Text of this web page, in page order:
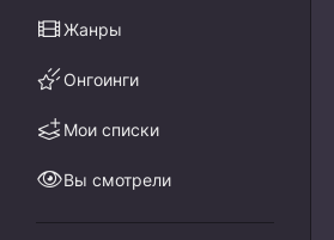
Жанры
Онгоинги
Мои списки
Вы смотрели